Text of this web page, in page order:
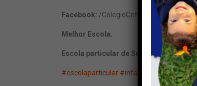
Facebook: /ColegioCetes
Melhor Escola.
Escola particular de Suzano e região.
#escolaparticular #infantil #fundamental